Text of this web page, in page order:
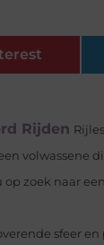
Rijden
volwassene
op zoek naar
sfeer